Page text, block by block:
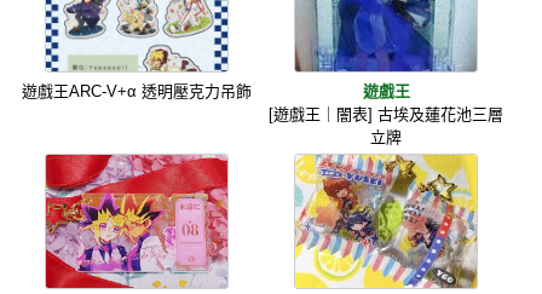
遊戲王ARC-V+α 透明壓克力吊飾
遊戲王
[遊戲王｜闇表] 古埃及蓮花池三層
立牌